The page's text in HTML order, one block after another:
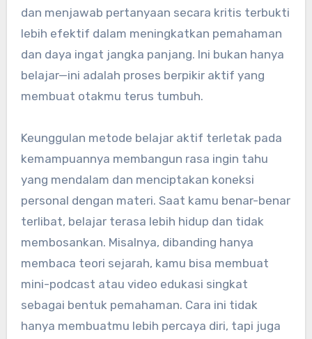
dan menjawab pertanyaan secara kritis terbukti
lebih efektif dalam meningkatkan pemahaman
dan daya ingat jangka panjang. Ini bukan hanya
belajar—ini adalah proses berpikir aktif yang
membuat otakmu terus tumbuh.
Keunggulan metode belajar aktif terletak pada
kemampuannya membangun rasa ingin tahu
yang mendalam dan menciptakan koneksi
personal dengan materi. Saat kamu benar-benar
terlibat, belajar terasa lebih hidup dan tidak
membosankan. Misalnya, dibanding hanya
membaca teori sejarah, kamu bisa membuat
mini-podcast atau video edukasi singkat
sebagai bentuk pemahaman. Cara ini tidak
hanya membuatmu lebih percaya diri, tapi juga